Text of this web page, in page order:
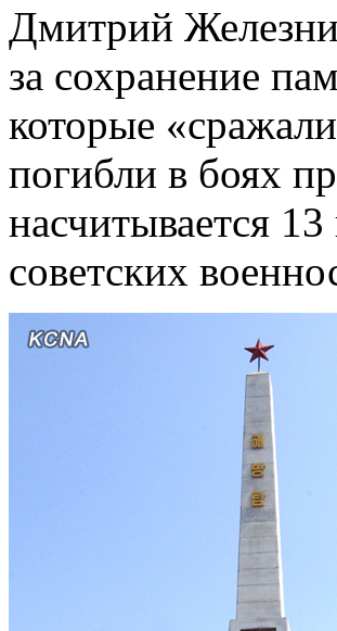
Дмитрий
за сохранение
которые
погибли в боях
насчитывается
советских